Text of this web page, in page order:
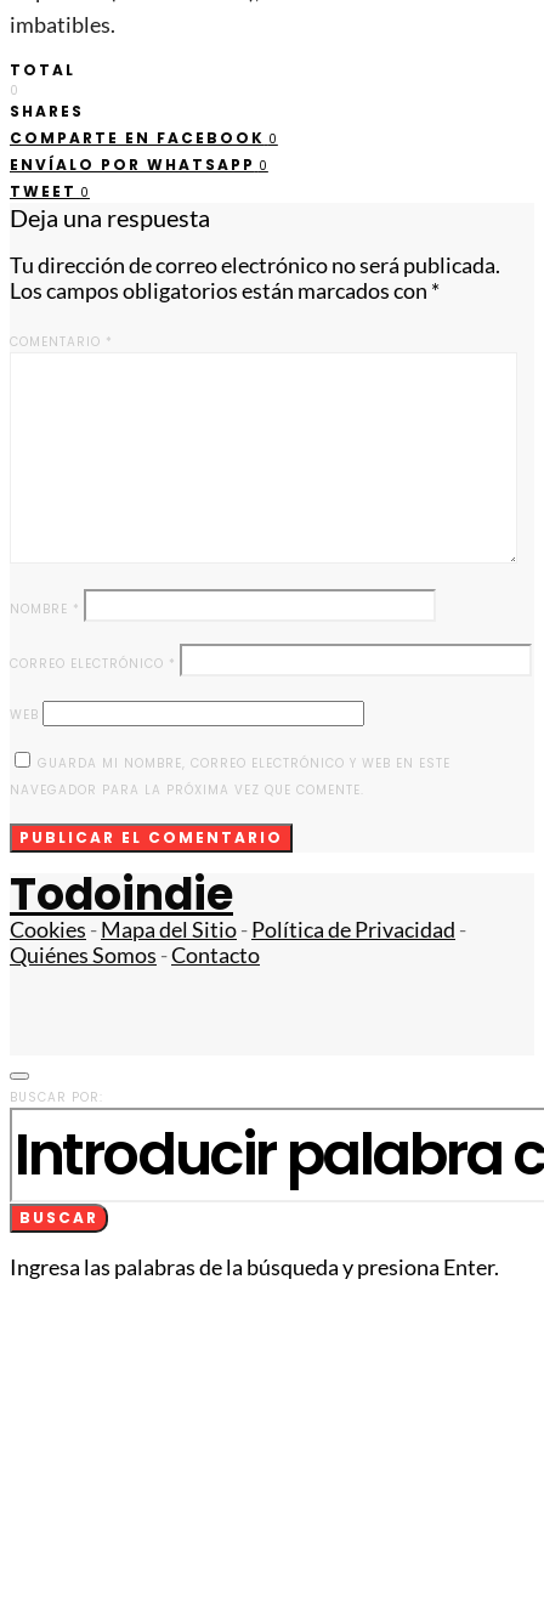
imbatibles.
TOTAL
0
SHARES
COMPARTE EN FACEBOOK 0
ENVÍALO POR WHATSAPP 0
TWEET 0
Deja una respuesta
Tu dirección de correo electrónico no será publicada.
Los campos obligatorios están marcados con *
COMENTARIO *
NOMBRE *
CORREO ELECTRÓNICO *
WEB
GUARDA MI NOMBRE, CORREO ELECTRÓNICO Y WEB EN ESTE
NAVEGADOR PARA LA PRÓXIMA VEZ QUE COMENTE.
Todoindie
Cookies -Mapa del Sitio-Política de Privacidad -
Quiénes Somos -Contacto
BUSCAR POR:
BUSCAR
Ingresa las palabras de la búsqueda y presiona Enter.